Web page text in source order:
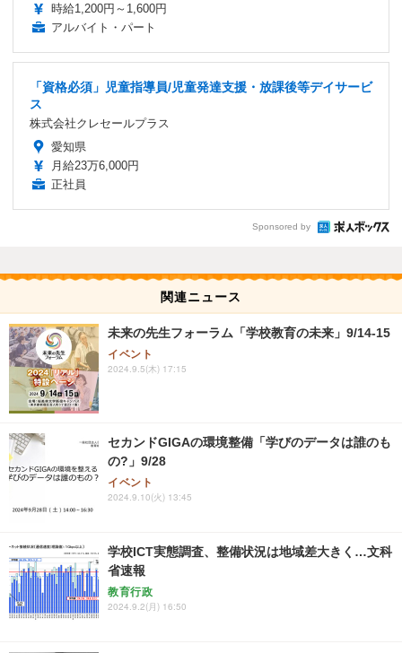
時給1,200円～1,600円
アルバイト・パート
「資格必須」児童指導員/児童発達支援・放課後等デイサービ
ス
株式会社クレセールプラス
愛知県
月給23万6,000円
正社員
Sponsored by
関連ニュース
未来の先生フォーラム「学校教育の未来」9/14-15
イベント
2024.9.5(木) 17:15
セカンドGIGAの環境整備「学びのデータは誰のも
の?」9/28
イベント
2024.9.10(火) 13:45
学校ICT実態調査、整備状況は地域差大きく…文科
省速報
教育行政
2024.9.2(月) 16:50